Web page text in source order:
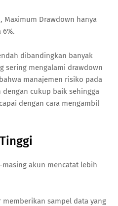
Maximum Drawdown hanya
6%.
dibandingkan banyak
sering mengalami drawdown
manajemen risiko pada
dengan cukup baik sehingga
dengan cara mengambil
akun mencatat lebih
memberikan sampel data yang